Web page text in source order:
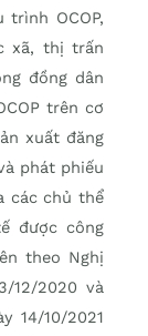
OCOP,
xã, thị trấn
đồng dân
trên cơ
xuất đăng
phát phiếu
các chủ thể
được công
theo Nghị
12/2020 và
14/10/2021